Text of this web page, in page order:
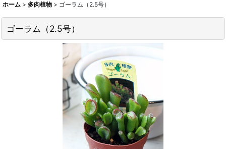
ホーム > 多肉植物 > ゴーラム（2.5号）
ゴーラム（2.5号）